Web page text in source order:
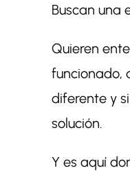
Buscan una
Quieren
funcionado,
diferente y
solución.
Y es aquí